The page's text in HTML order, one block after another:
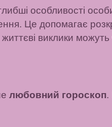
особливості
Це допомагає
виклики можуть
любовний гороскоп.